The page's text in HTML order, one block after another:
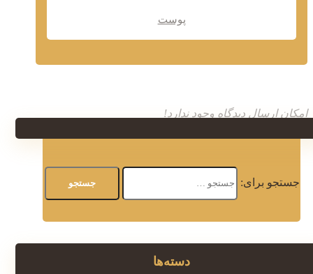
پوست
امکان ارسال دیدگاه وجود ندارد!
جستجو برای:
دسته‌ها